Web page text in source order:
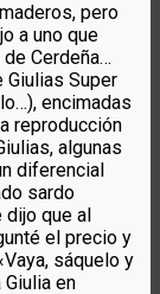
pero
a uno que
Cerdeña…
Giulias Super
encimadas
reproducción
algunas
diferencial
sardo
que al
el precio y
sáquelo y
en